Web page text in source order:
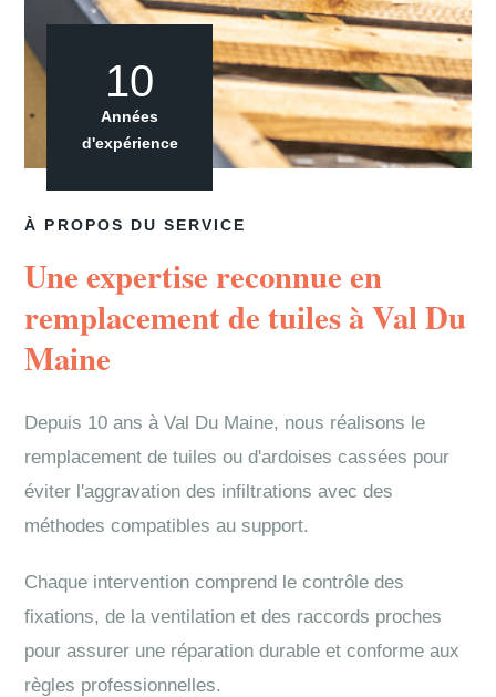
À PROPOS DU SERVICE
Une expertise reconnue en
remplacement de tuiles à Val Du
Maine
Depuis 10 ans à Val Du Maine, nous réalisons le
remplacement de tuiles ou d'ardoises cassées pour
éviter l'aggravation des infiltrations avec des
méthodes compatibles au support.
Chaque intervention comprend le contrôle des
fixations, de la ventilation et des raccords proches
pour assurer une réparation durable et conforme aux
règles professionnelles.
10
Années
d'expérience